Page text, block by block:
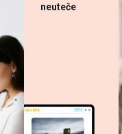
neuteče